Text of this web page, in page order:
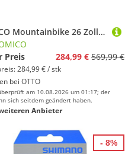
ROMICO Mountainbike 26 Zoll MTB mit Shimano 21-Gang, Federgabel & Scheibenbremsen, 21 Gang Shimano Tourney RD-TY300/200 Schaltwerk, Kettenschaltung, (Set), 21-Gang Shimano Tourney, Kettenschaltung, MTB, Damen & Herren
Preis
284,99 € 569,99 €
284,99 € / stk
bei OTTO
am 10.08.2026 um 01:17; der
sich seitdem geändert haben.
Anbieter
- 8%